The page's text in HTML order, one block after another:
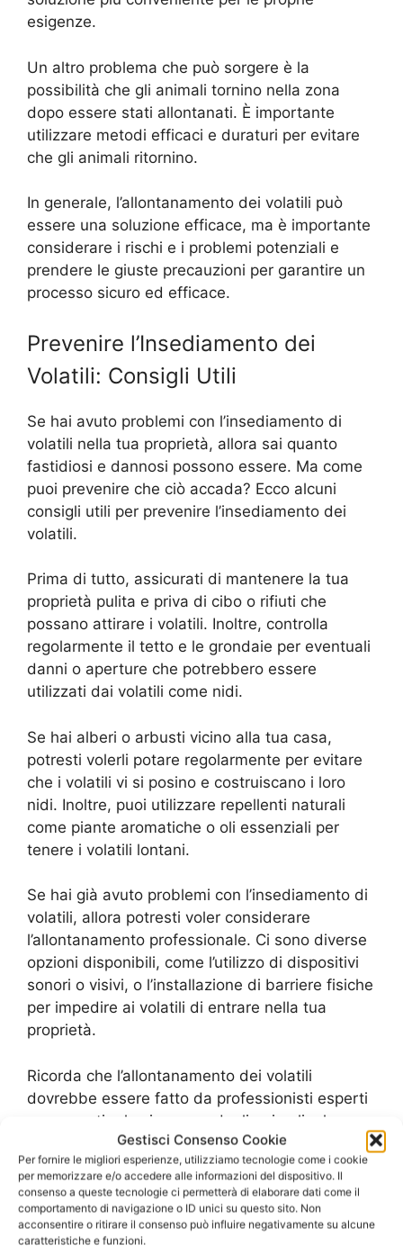
Gestisci Consenso Cookie
Per fornire le migliori esperienze, utilizziamo tecnologie come i cookie
per memorizzare e/o accedere alle informazioni del dispositivo. Il
consenso a queste tecnologie ci permetterà di elaborare dati come il
comportamento di navigazione o ID unici su questo sito. Non
acconsentire o ritirare il consenso può influire negativamente su alcune
caratteristiche e funzioni.
esigenze.
Un altro problema che può sorgere è la
possibilità che gli animali tornino nella zona
dopo essere stati allontanati. È importante
utilizzare metodi efficaci e duraturi per evitare
che gli animali ritornino.
In generale, l’allontanamento dei volatili può
essere una soluzione efficace, ma è importante
considerare i rischi e i problemi potenziali e
prendere le giuste precauzioni per garantire un
processo sicuro ed efficace.
Prevenire l’Insediamento dei
Volatili: Consigli Utili
Se hai avuto problemi con l’insediamento di
volatili nella tua proprietà, allora sai quanto
fastidiosi e dannosi possono essere. Ma come
puoi prevenire che ciò accada? Ecco alcuni
consigli utili per prevenire l’insediamento dei
volatili.
Prima di tutto, assicurati di mantenere la tua
proprietà pulita e priva di cibo o rifiuti che
possano attirare i volatili. Inoltre, controlla
regolarmente il tetto e le grondaie per eventuali
danni o aperture che potrebbero essere
utilizzati dai volatili come nidi.
Se hai alberi o arbusti vicino alla tua casa,
potresti volerli potare regolarmente per evitare
che i volatili vi si posino e costruiscano i loro
nidi. Inoltre, puoi utilizzare repellenti naturali
come piante aromatiche o oli essenziali per
tenere i volatili lontani.
Se hai già avuto problemi con l’insediamento di
volatili, allora potresti voler considerare
l’allontanamento professionale. Ci sono diverse
opzioni disponibili, come l’utilizzo di dispositivi
sonori o visivi, o l’installazione di barriere fisiche
per impedire ai volatili di entrare nella tua
proprietà.
Ricorda che l’allontanamento dei volatili
dovrebbe essere fatto da professionisti esperti
per garantire la sicurezza degli animali e la
conformità alle leggi locali. Contatta diverse
aziende per ottenere preventivi e scegli quella
che offre il miglior rapporto qualità-prezzo.
Con questi consigli, puoi prevenire